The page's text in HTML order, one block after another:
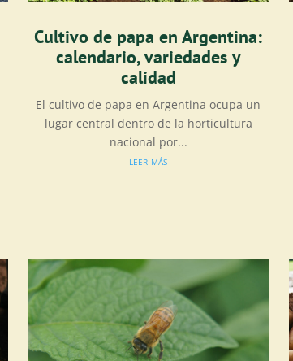
Cultivo de papa en Argentina:
calendario, variedades y
calidad
El cultivo de papa en Argentina ocupa un
lugar central dentro de la horticultura
nacional por...
leer más